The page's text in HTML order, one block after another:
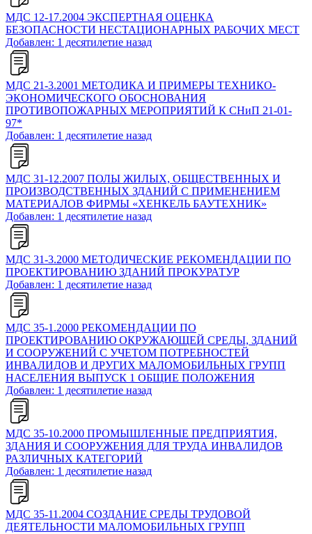
МДС 12-17.2004 ЭКСПЕРТНАЯ ОЦЕНКА
БЕЗОПАСНОСТИ НЕСТАЦИОНАРНЫХ РАБОЧИХ МЕСТ
Добавлен: 1 десятилетие назад
МДС 21-3.2001 МЕТОДИКА И ПРИМЕРЫ ТЕХНИКО-
ЭКОНОМИЧЕСКОГО ОБОСНОВАНИЯ
ПРОТИВОПОЖАРНЫХ МЕРОПРИЯТИЙ К СНиП 21-01-
97*
Добавлен: 1 десятилетие назад
МДС 31-12.2007 ПОЛЫ ЖИЛЫХ, ОБЩЕСТВЕННЫХ И
ПРОИЗВОДСТВЕННЫХ ЗДАНИЙ С ПРИМЕНЕНИЕМ
МАТЕРИАЛОВ ФИРМЫ «ХЕНКЕЛЬ БАУТЕХНИК»
Добавлен: 1 десятилетие назад
МДС 31-3.2000 МЕТОДИЧЕСКИЕ РЕКОМЕНДАЦИИ ПО
ПРОЕКТИРОВАНИЮ ЗДАНИЙ ПРОКУРАТУР
Добавлен: 1 десятилетие назад
МДС 35-1.2000 РЕКОМЕНДАЦИИ ПО
ПРОЕКТИРОВАНИЮ ОКРУЖАЮЩЕЙ СРЕДЫ, ЗДАНИЙ
И СООРУЖЕНИЙ С УЧЕТОМ ПОТРЕБНОСТЕЙ
ИНВАЛИДОВ И ДРУГИХ МАЛОМОБИЛЬНЫХ ГРУПП
НАСЕЛЕНИЯ ВЫПУСК 1 ОБЩИЕ ПОЛОЖЕНИЯ
Добавлен: 1 десятилетие назад
МДС 35-10.2000 ПРОМЫШЛЕННЫЕ ПРЕДПРИЯТИЯ,
ЗДАНИЯ И СООРУЖЕНИЯ ДЛЯ ТРУДА ИНВАЛИДОВ
РАЗЛИЧНЫХ КАТЕГОРИЙ
Добавлен: 1 десятилетие назад
МДС 35-11.2004 СОЗДАНИЕ СРЕДЫ ТРУДОВОЙ
ДЕЯТЕЛЬНОСТИ МАЛОМОБИЛЬНЫХ ГРУПП